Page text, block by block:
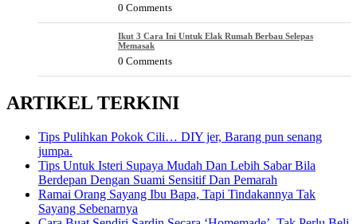
0 Comments
Ikut 3 Cara Ini Untuk Elak Rumah Berbau Selepas
Memasak
0 Comments
ARTIKEL TERKINI
Tips Pulihkan Pokok Cili… DIY jer, Barang pun senang
jumpa.
Tips Untuk Isteri Supaya Mudah Dan Lebih Sabar Bila
Berdepan Dengan Suami Sensitif Dan Pemarah
Ramai Orang Sayang Ibu Bapa, Tapi Tindakannya Tak
Sayang Sebenarnya